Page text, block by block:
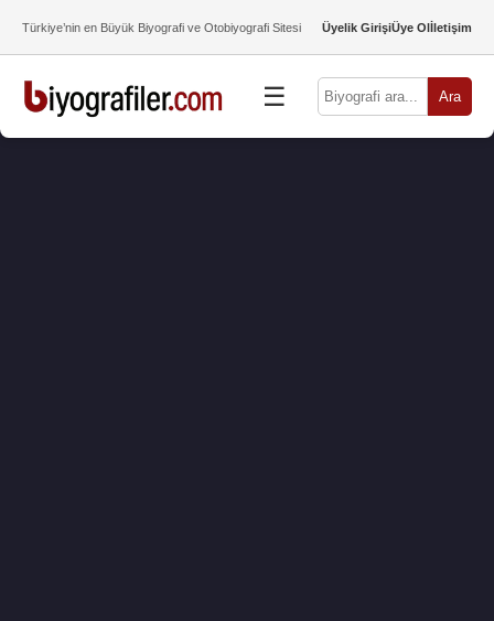
Türkiye’nin en Büyük Biyografi ve Otobiyografi Sitesi Üyelik GirişiÜye Olİletişim
☰ Ara